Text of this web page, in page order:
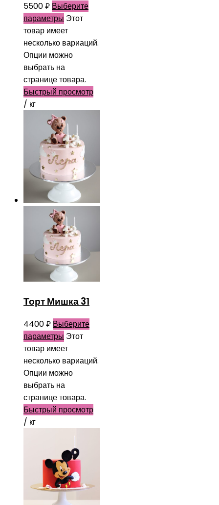
5500₽ Выберите
параметры Этот
товар имеет
несколько вариаций.
Опции можно
выбрать на
странице товара.
Быстрый просмотр
/ кг
Торт Мишка 31
4400₽ Выберите
параметры Этот
товар имеет
несколько вариаций.
Опции можно
выбрать на
странице товара.
Быстрый просмотр
/ кг